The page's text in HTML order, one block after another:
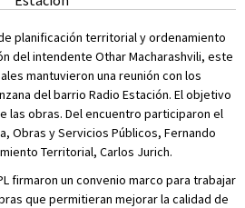
planificación territorial y ordenamiento
del intendente Othar Macharashvili, este
mantuvieron una reunión con los
del barrio Radio Estación. El objetivo
las obras. Del encuentro participaron el
Obras y Servicios Públicos, Fernando
Territorial, Carlos Jurich.
firmaron un convenio marco para trabajar
que permitieran mejorar la calidad de